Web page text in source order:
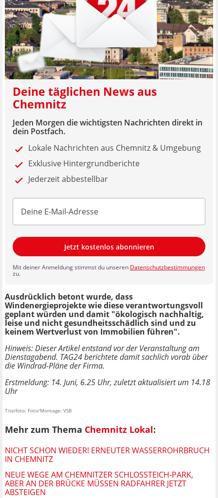
Deine täglichen News aus
Chemnitz
Jeden Morgen die wichtigsten Nachrichten direkt in
dein Postfach.
Lokale Nachrichten aus Chemnitz & Umgebung
Exklusive Hintergrundberichte
Jederzeit abbestellbar
Jetzt kostenlos abonnieren
Mit deiner Anmeldung stimmst du unseren Datenschutzbestimmungen
zu.
Ausdrücklich betont wurde, dass
Windenergieprojekte wie diese verantwortungsvoll
geplant würden und damit "ökologisch nachhaltig,
leise und nicht gesundheitsschädlich sind und zu
keinem Wertverlust von Immobilien führen".
Hinweis: Dieser Artikel entstand vor der Veranstaltung am
Dienstagabend. TAG24 berichtete damit sachlich vorab über
die Windrad-Pläne der Firma.
Erstmeldung: 14. Juni, 6.25 Uhr, zuletzt aktualisiert um 14.18
Uhr
Titelfoto: Foto/Montage: VSB
Mehr zum Thema Chemnitz Lokal:
NICHT SCHON WIEDER! ERNEUTER WASSERROHRBRUCH
IN CHEMNITZ
NEUE WEGE AM CHEMNITZER SCHLOSSTEICH-PARK, A
BER AN DER BRÜCKE MÜSSEN RADFAHRER JETZT A
BSTEIGEN